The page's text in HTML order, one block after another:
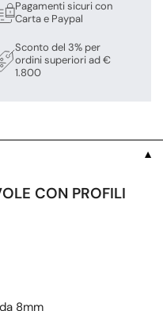
Pagamenti sicuri con
Carta e Paypal
Sconto del 3% per
ordini superiori ad €
1.800
▼
CON PROFILI
8mm